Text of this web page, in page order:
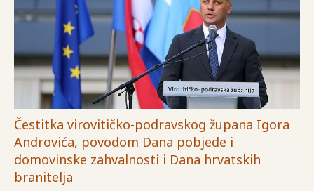
Čestitka virovitičko-podravskog župana Igora
Androvića, povodom Dana pobjede i
domovinske zahvalnosti i Dana hrvatskih
branitelja